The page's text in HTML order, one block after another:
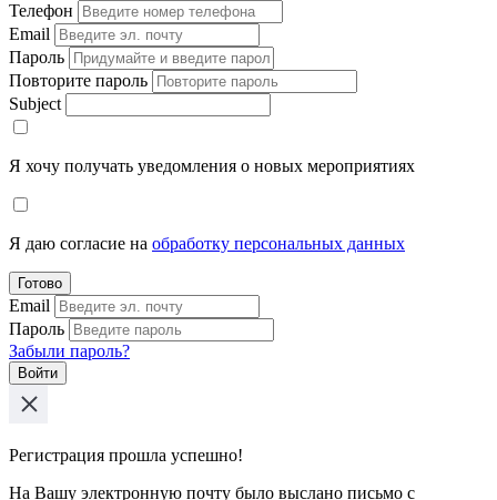
Телефон
Email
Пароль
Повторите пароль
Subject
Я хочу получать уведомления о новых мероприятиях
Я даю согласие на обработку персональных данных
Готово
Email
Пароль
Забыли пароль?
Войти
Регистрация прошла успешно!
На Вашу электронную почту было выслано письмо с